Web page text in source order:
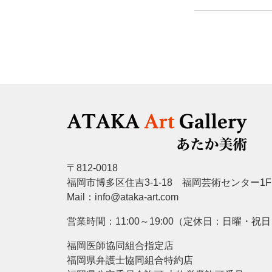
〒812-0018
福岡市博多区住吉3-1-18 福岡芸術センター1F
Mail：info@ataka-art.com
営業時間：11:00～19:00（定休日：日曜・祝
福岡医師協同組合指定店
福岡県弁護士協同組合特約店